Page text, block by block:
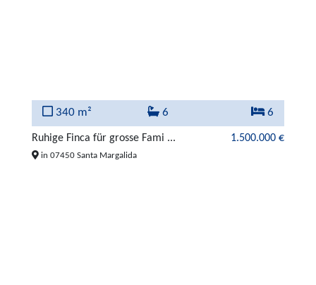
340 m² 6 6
Ruhige Finca für grosse Fami ... 1.500.000 €
in 07450 Santa Margalida